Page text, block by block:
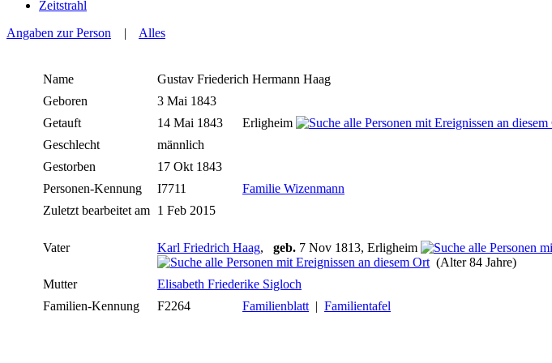
Zeitstrahl
Angaben zur Person | Alles
Name Gustav Friederich Hermann Haag
Geboren
3 Mai 1843
Getauft
14 Mai 1843
Erligheim
Geschlecht
männlich
Gestorben
17 Okt 1843
Personen-Kennung
I7711
Familie Wizenmann
Zuletzt bearbeitet am 1 Feb 2015
Vater Karl Friedrich Haag, geb. 7 Nov 1813, Erligheim
(Alter 84 Jahre)
Mutter
Elisabeth Friederike Sigloch
Familien-Kennung
F2264 Familienblatt| Familientafel